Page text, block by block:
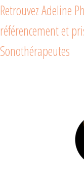
Retrouvez Adeline
référencement et
Sonothérapeutes